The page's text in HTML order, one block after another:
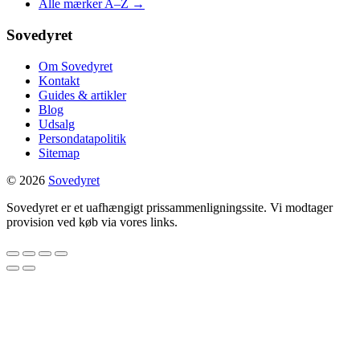
Alle mærker A–Z →
Sovedyret
Om Sovedyret
Kontakt
Guides & artikler
Blog
Udsalg
Persondatapolitik
Sitemap
© 2026 Sovedyret
Sovedyret er et uafhængigt prissammenligningssite. Vi modtager
provision ved køb via vores links.